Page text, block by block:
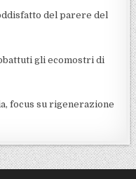
del parere del
gli ecomostri di
focus su rigenerazione